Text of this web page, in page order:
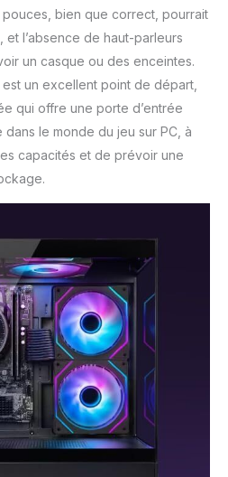
pouces, bien que correct, pourrait
l’absence de haut-parleurs
un casque ou des enceintes.
un excellent point de départ,
qui offre une porte d’entrée
le monde du jeu sur PC, à
capacités et de prévoir une